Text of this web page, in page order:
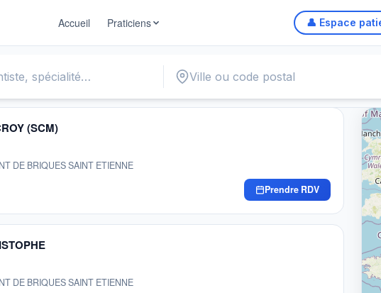
Accueil
Praticiens 👤 Espace
(SCM)
DE BRIQUES SAINT ETIENNE
Prendre RDV
DE BRIQUES SAINT ETIENNE